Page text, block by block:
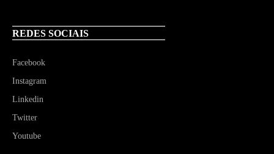
REDES SOCIAIS
Facebook
Instagram
Linkedin
Twitter
Youtube